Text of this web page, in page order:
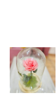
AÑADIR
AL
CARRITO
/
DETALLES